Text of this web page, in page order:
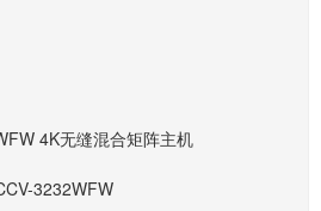
4K无缝混合矩阵主机
3232WFW